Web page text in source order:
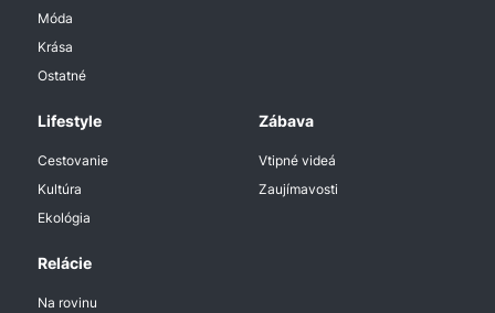
Móda
Krása
Ostatné
Lifestyle
Cestovanie
Kultúra
Ekológia
Zábava
Vtipné videá
Zaujímavosti
Relácie
Na rovinu